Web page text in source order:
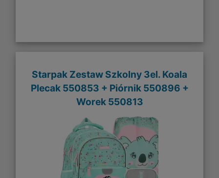
Starpak Zestaw Szkolny 3el. Koala
Plecak 550853 + Piórnik 550896 +
Worek 550813